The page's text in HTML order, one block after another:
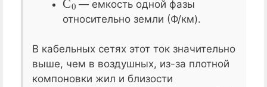
— емкость одной фазы
относительно земли (Ф/км).
В кабельных сетях этот ток значительно
выше, чем в воздушных, из-за плотной
компоновки жил и близости